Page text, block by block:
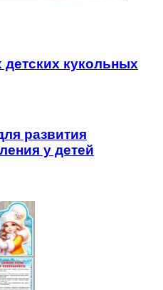
кукольных
развития
у детей